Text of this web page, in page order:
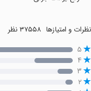
نظرات و امتیازها
۵
۴
۳
۲